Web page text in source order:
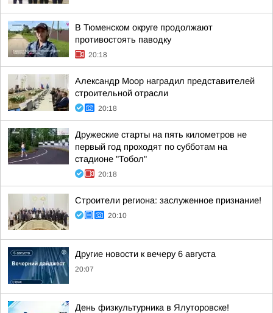
В Тюменском округе продолжают
противостоять паводку
20:18
Александр Моор наградил представителей
строительной отрасли
20:18
Дружеские старты на пять километров не
первый год проходят по субботам на
стадионе "Тобол"
20:18
Строители региона: заслуженное признание!
20:10
Другие новости к вечеру 6 августа
20:07
День физкультурника в Ялуторовске!